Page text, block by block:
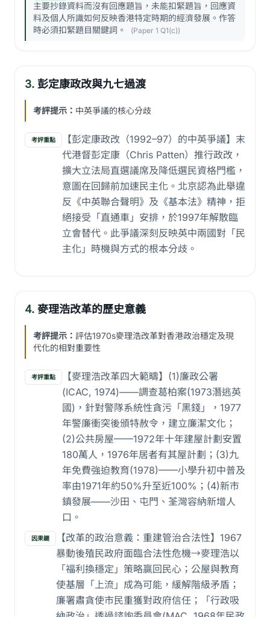
主要抄錄資料而沒有回應題旨，未能扣緊題旨，回應資
料及個人所識如何反映香港特定時期的經濟發展。作答
時必須扣緊題目關鍵詞。
(Paper 1 Q1(c))
3. 彭定康政改與九七過渡
考評提示： 中英爭議的核心分歧
考評重點
【彭定康政改（1992–97）的中英爭議】末
代港督彭定康（Chris Patten）推行政改，
擴大立法局直選議席及降低選民資格門檻，
意圖在回歸前加速民主化。北京認為此舉違
反《中英聯合聲明》及《基本法》精神，拒
絕接受「直通車」安排，於1997年解散臨
立會替代。此爭議深刻反映英中兩國對「民
主化」時機與方式的根本分歧。
4. 麥理浩改革的歷史意義
考評提示： 評估1970s麥理浩改革對香港政治穩定及現
代化的相對重要性
考評重點
【麥理浩改革四大範疇】(1)廉政公署
(ICAC, 1974)——調查葛柏案(1973潛逃英
國)，針對警隊系統性貪污「黑錢」，1977
年警廉衝突後頒特赦令，建立廉潔文化；
(2)公共房屋——1972年十年建屋計劃安置
180萬人，1976年居者有其屋計劃；(3)九
年免費強迫教育(1978)——小學升初中普及
率由1971年約50%升至近100%；(4)新市
鎮發展——沙田、屯門、荃灣容納新增人
口。
因果鏈
【改革的政治意義：重建管治合法性】1967
暴動後殖民政府面臨合法性危機→麥理浩以
「福利換穩定」策略贏回民心；公屋與教育
使基層「上流」成為可能，緩解階級矛盾；
廉署肅貪使市民重獲對政府信任；「行政吸